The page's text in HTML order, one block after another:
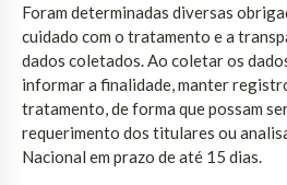
Foram determinadas diversas
cuidado com o tratamento e a
dados coletados. Ao coletar os
informar a finalidade, manter
tratamento, de forma que possam
requerimento dos titulares ou
Nacional em prazo de até 15 dias.